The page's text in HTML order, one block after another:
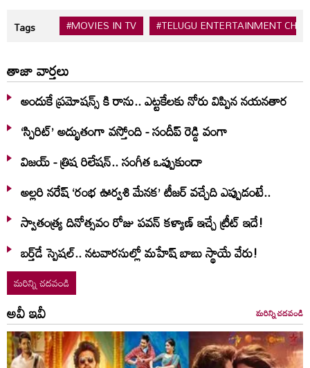
Tags #MOVIES IN TV #TELUGU ENTERTAINMENT
తాజా వార్తలు
అందుకే ప్రమోషన్స్ కి రాను.. ఎట్టకేలకు నోరు విప్పిన నయనతార
‘స్పిరిట్’ అద్భుతంగా వస్తోంది - సందీప్ రెడ్డి వంగా
విజయ్ - త్రిష రిలేషన్.. సంగీత ఒప్పుకుందా
అల్లరి నరేష్ ‘రంభ ఊర్వశి మేనక’ టీజర్ వచ్చేది ఎప్పుడంటే..
స్వాతంత్య్ర దినోత్సవం రోజు పవన్ కళ్యాణ్ ఇచ్చే ట్రీట్ ఇదే!
బర్త్‌‌డే స్పెషల్.. నటవారసుల్లో మహేష్ బాబు స్థాయే వేరు!
మరిన్ని చదవండి
అవీ ఇవీ మరిన్ని చదవండి